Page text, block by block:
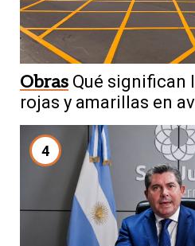
Obras Qué significan
rojas y amarillas en
4